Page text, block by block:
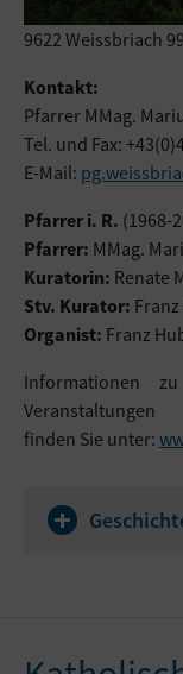
9622 Weissbriach 99
Kontakt:
Pfarrer MMag.
Tel. und Fax:
E-Mail:
Pfarrer i. R. (1968-
Pfarrer: MMag.
Kuratorin: Renate
Stv. Kurator:
Organist: Franz
Informationen
Veranstaltungen
finden Sie unter: